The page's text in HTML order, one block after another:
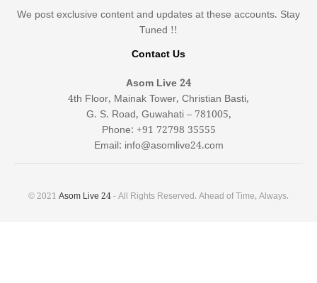
We post exclusive content and updates at these accounts. Stay
Tuned !!
Contact Us
Asom Live 24
4th Floor, Mainak Tower, Christian Basti,
G. S. Road, Guwahati – 781005,
Phone: +91 72798 35555
Email: info@asomlive24.com
© 2021 Asom Live 24- All Rights Reserved. Ahead of Time, Always.